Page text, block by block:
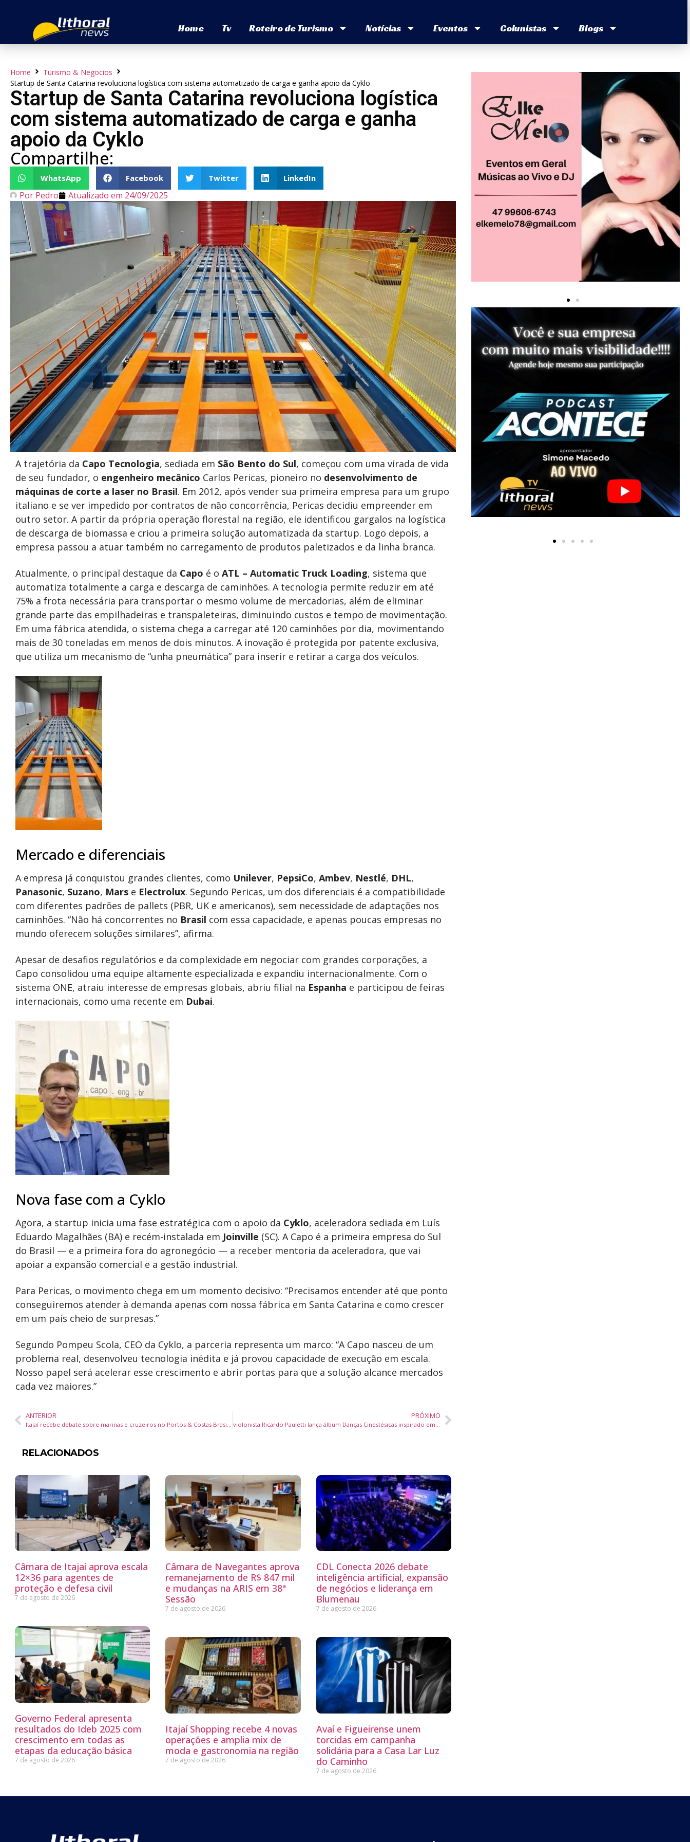
Home Tv Roteiro de Turismo Notícias Eventos Colunistas Blogs
Home
Turismo & Negocios
Startup de Santa Catarina revoluciona logística com sistema automatizado de carga e ganha apoio da Cyklo
Startup de Santa Catarina revoluciona logística
com sistema automatizado de carga e ganha
apoio da Cyklo
Compartilhe:
WhatsApp Facebook Twitter LinkedIn
Por Pedro Atualizado em 24/09/2025
A trajetória da Capo Tecnologia, sediada em São Bento do Sul, começou com uma virada de vida
de seu fundador, o engenheiro mecânico Carlos Pericas, pioneiro no desenvolvimento de
máquinas de corte a laser no Brasil. Em 2012, após vender sua primeira empresa para um grupo
italiano e se ver impedido por contratos de não concorrência, Pericas decidiu empreender em
outro setor. A partir da própria operação florestal na região, ele identificou gargalos na logística
de descarga de biomassa e criou a primeira solução automatizada da startup. Logo depois, a
empresa passou a atuar também no carregamento de produtos paletizados e da linha branca.
Atualmente, o principal destaque da Capo é o ATL – Automatic Truck Loading, sistema que
automatiza totalmente a carga e descarga de caminhões. A tecnologia permite reduzir em até
75% a frota necessária para transportar o mesmo volume de mercadorias, além de eliminar
grande parte das empilhadeiras e transpaleteiras, diminuindo custos e tempo de movimentação.
Em uma fábrica atendida, o sistema chega a carregar até 120 caminhões por dia, movimentando
mais de 30 toneladas em menos de dois minutos. A inovação é protegida por patente exclusiva,
que utiliza um mecanismo de “unha pneumática” para inserir e retirar a carga dos veículos.
Mercado e diferenciais
A empresa já conquistou grandes clientes, como Unilever, PepsiCo, Ambev, Nestlé, DHL,
Panasonic, Suzano, Mars e Electrolux. Segundo Pericas, um dos diferenciais é a compatibilidade
com diferentes padrões de pallets (PBR, UK e americanos), sem necessidade de adaptações nos
caminhões. “Não há concorrentes no Brasil com essa capacidade, e apenas poucas empresas no
mundo oferecem soluções similares”, afirma.
Apesar de desafios regulatórios e da complexidade em negociar com grandes corporações, a
Capo consolidou uma equipe altamente especializada e expandiu internacionalmente. Com o
sistema ONE, atraiu interesse de empresas globais, abriu filial na Espanha e participou de feiras
internacionais, como uma recente em Dubai.
Nova fase com a Cyklo
Agora, a startup inicia uma fase estratégica com o apoio da Cyklo, aceleradora sediada em Luís
Eduardo Magalhães (BA) e recém-instalada em Joinville (SC). A Capo é a primeira empresa do Sul
do Brasil — e a primeira fora do agronegócio — a receber mentoria da aceleradora, que vai
apoiar a expansão comercial e a gestão industrial.
Para Pericas, o movimento chega em um momento decisivo: “Precisamos entender até que ponto
conseguiremos atender à demanda apenas com nossa fábrica em Santa Catarina e como crescer
em um país cheio de surpresas.”
Segundo Pompeu Scola, CEO da Cyklo, a parceria representa um marco: “A Capo nasceu de um
problema real, desenvolveu tecnologia inédita e já provou capacidade de execução em escala.
Nosso papel será acelerar esse crescimento e abrir portas para que a solução alcance mercados
cada vez maiores.”
ANTERIOR
Itajaí recebe debate sobre marinas e cruzeiros no Portos & Costas Brasil 2025
PRÓXIMO
violonista Ricardo Pauletti lança álbum Danças Cinestésicas inspirado em pesquisa sobre movimento humano
RELACIONADOS
Câmara de Itajaí aprova escala
12×36 para agentes de
proteção e defesa civil
7 de agosto de 2026
Câmara de Navegantes aprova
remanejamento de R$ 847 mil
e mudanças na ARIS em 38ª
Sessão
7 de agosto de 2026
CDL Conecta 2026 debate
inteligência artificial, expansão
de negócios e liderança em
Blumenau
7 de agosto de 2026
Governo Federal apresenta
resultados do Ideb 2025 com
crescimento em todas as
etapas da educação básica
7 de agosto de 2026
Itajaí Shopping recebe 4 novas
operações e amplia mix de
moda e gastronomia na região
7 de agosto de 2026
Avaí e Figueirense unem
torcidas em campanha
solidária para a Casa Lar Luz
do Caminho
7 de agosto de 2026